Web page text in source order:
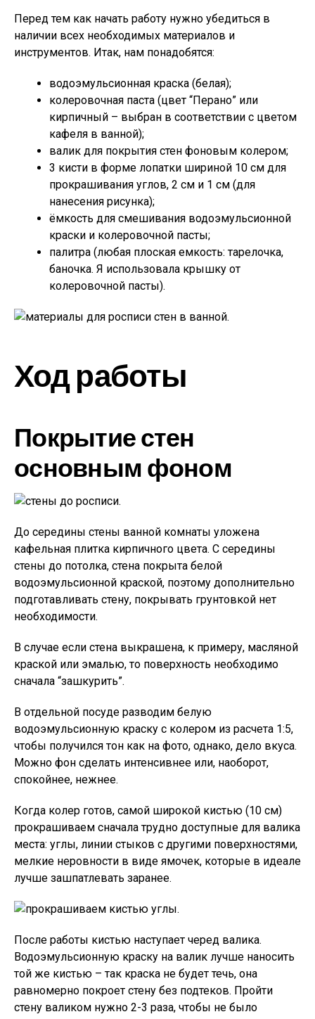
Перед тем как начать работу нужно убедиться в
наличии всех необходимых материалов и
инструментов. Итак, нам понадобятся:
водоэмульсионная краска (белая);
колеровочная паста (цвет “Перано” или
кирпичный – выбран в соответствии с цветом
кафеля в ванной);
валик для покрытия стен фоновым колером;
3 кисти в форме лопатки шириной 10 см для
прокрашивания углов, 2 см и 1 см (для
нанесения рисунка);
ёмкость для смешивания водоэмульсионной
краски и колеровочной пасты;
палитра (любая плоская емкость: тарелочка,
баночка. Я использовала крышку от
колеровочной пасты).
Ход работы
Покрытие стен
основным фоном
До середины стены ванной комнаты уложена
кафельная плитка кирпичного цвета. С середины
стены до потолка, стена покрыта белой
водоэмульсионной краской, поэтому дополнительно
подготавливать стену, покрывать грунтовкой нет
необходимости.
В случае если стена выкрашена, к примеру, масляной
краской или эмалью, то поверхность необходимо
сначала “зашкурить”.
В отдельной посуде разводим белую
водоэмульсионную краску с колером из расчета 1:5,
чтобы получился тон как на фото, однако, дело вкуса.
Можно фон сделать интенсивнее или, наоборот,
спокойнее, нежнее.
Когда колер готов, самой широкой кистью (10 см)
прокрашиваем сначала трудно доступные для валика
места: углы, линии стыков с другими поверхностями,
мелкие неровности в виде ямочек, которые в идеале
лучше зашпатлевать заранее.
После работы кистью наступает черед валика.
Водоэмульсионную краску на валик лучше наносить
той же кистью – так краска не будет течь, она
равномерно покроет стену без подтеков. Пройти
стену валиком нужно 2-3 раза, чтобы не было